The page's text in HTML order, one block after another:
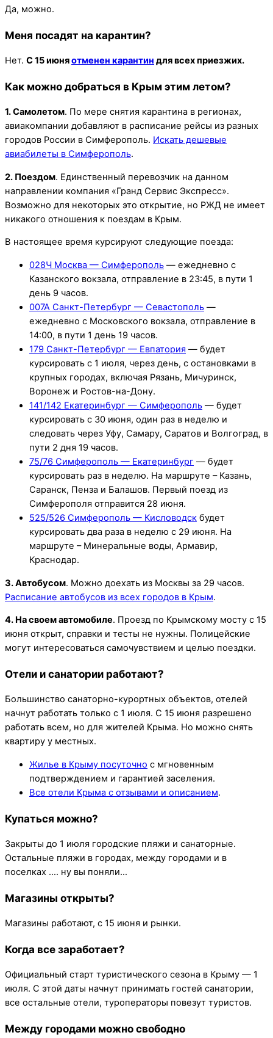
Да, можно.
Меня посадят на карантин?
Нет. С 15 июняотменен карантин для всех приезжих.
Как можно добраться в Крым этим летом?
1. Самолетом. По мере снятия карантина в регионах,
авиакомпании добавляют в расписание рейсы из разных
городов России в Симферополь. Искать дешевые
авиабилеты в Симферополь.
2. Поездом. Единственный перевозчик на данном
направлении компания «Гранд Сервис Экспресс».
Возможно для некоторых это открытие, но РЖД не имеет
никакого отношения к поездам в Крым.
В настоящее время курсируют следующие поезда:
028Ч Москва — Симферополь — ежедневно с
Казанского вокзала, отправление в 23:45, в пути 1
день 9 часов.
007А Санкт-Петербург — Севастополь —
ежедневно с Московского вокзала, отправление в
14:00, в пути 1 день 19 часов.
179 Санкт-Петербург — Евпатория — будет
курсировать с 1 июля, через день, с остановками в
крупных городах, включая Рязань, Мичуринск,
Воронеж и Ростов-на-Дону.
141/142 Екатеринбург — Симферополь — будет
курсировать с 30 июня, один раз в неделю и
следовать через Уфу, Самару, Саратов и Волгоград, в
пути 2 дня 19 часов.
75/76 Симферополь — Екатеринбург — будет
курсировать раз в неделю. На маршруте – Казань,
Саранск, Пенза и Балашов. Первый поезд из
Симферополя отправится 28 июня.
525/526 Симферополь — Кисловодск будет
курсировать два раза в неделю с 29 июня. На
маршруте – Минеральные воды, Армавир,
Краснодар.
3. Автобусом. Можно доехать из Москвы за 29 часов.
Расписание автобусов из всех городов в Крым.
4. На своем автомобиле. Проезд по Крымскому мосту с 15
июня открыт, справки и тесты не нужны. Полицейские
могут интересоваться самочувствием и целью поездки.
Отели и санатории работают?
Большинство санаторно-курортных объектов, отелей
начнут работать только с 1 июля. С 15 июня разрешено
работать всем, но для жителей Крыма. Но можно снять
квартиру у местных.
Жилье в Крыму посуточно с мгновенным
подтверждением и гарантией заселения.
Все отели Крыма с отзывами и описанием.
Купаться можно?
Закрыты до 1 июля городские пляжи и санаторные.
Остальные пляжи в городах, между городами и в
поселках …. ну вы поняли…
Магазины открыты?
Магазины работают, с 15 июня и рынки.
Когда все заработает?
Официальный старт туристического сезона в Крыму — 1
июля. С этой даты начнут принимать гостей санатории,
все остальные отели, туроператоры повезут туристов.
Между городами можно свободно